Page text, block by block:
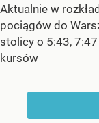
Aktualnie w
pociągów do
stolicy o 5:43,
kursów